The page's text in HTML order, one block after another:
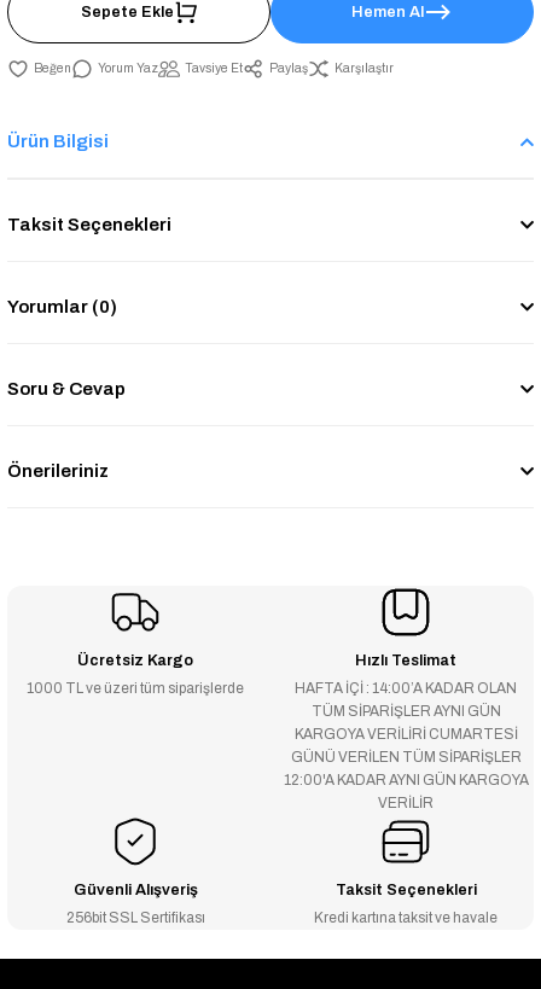
Sepete Ekle Hemen Al
Yorum Yaz Tavsiye Et Paylaş Karşılaştır
Ürün Bilgisi
Taksit Seçenekleri
Yorumlar (0)
Soru & Cevap
Önerileriniz
Ücretsiz Kargo
1000 TL ve üzeri tüm siparişlerde
Hızlı Teslimat
HAFTA İÇİ : 14:00’A KADAR OLAN
TÜM SİPARİŞLER AYNI GÜN
KARGOYA VERİLİRİ CUMARTESİ
GÜNÜ VERİLEN TÜM SİPARİŞLER
12:00'A KADAR AYNI GÜN KARGOYA
VERİLİR
Güvenli Alışveriş
256bit SSL Sertifikası
Taksit Seçenekleri
Kredi kartına taksit ve havale